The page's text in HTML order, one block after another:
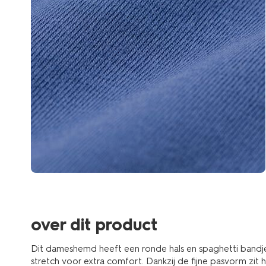
over dit product
Dit dameshemd heeft een ronde hals en spaghetti
stretch voor extra comfort. Dankzij de fijne pasvorm zit